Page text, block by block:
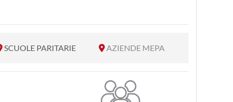
SCUOLE PARITARIE AZIENDE MEPA